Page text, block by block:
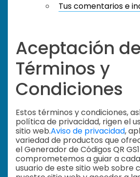
Tus comentarios e
Aceptación
Términos y
Condiciones
Estos términos y condiciones,
política de privacidad, rigen el
sitio web.Aviso de privacidad,
variedad de productos que
el Generador de Códigos QR GS1
comprometemos a guiar a
usuario de este sitio web sobre